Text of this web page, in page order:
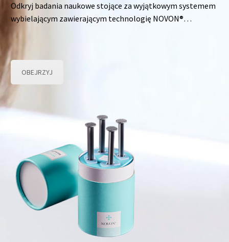
Odkryj badania naukowe stojące za wyjątkowym systemem
wybielającym zawierającym technologię NOVON®…
OBEJRZYJ